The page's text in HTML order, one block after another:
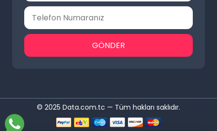
GÖNDER
© 2025 Data.com.tc — Tüm hakları saklıdır.